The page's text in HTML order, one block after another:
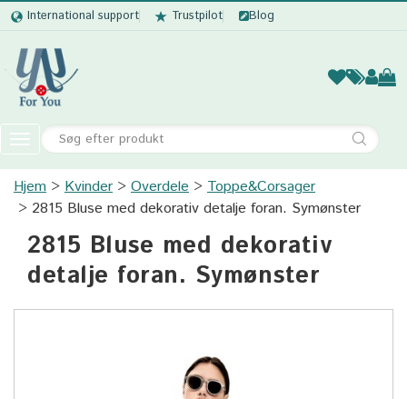
International support Trustpilot Blog
Kvinder
Toggle
navigation
Kvinder
Børn
Hjem Kvinder Overdele
Toppe&Corsager
2815 Bluse med dekorativ detalje foran. Symønster
2815 Bluse med dekorativ
detalje foran. Symønster